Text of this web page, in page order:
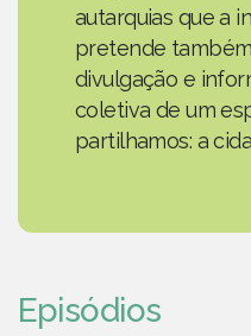
autarquias que a
pretende
divulgação e
coletiva de um
partilhamos: a
Episódios